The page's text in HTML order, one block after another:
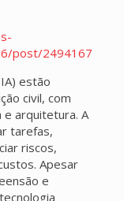
post/2494167
estão
civil, com
e arquitetura. A
tarefas,
riscos,
Apesar
e